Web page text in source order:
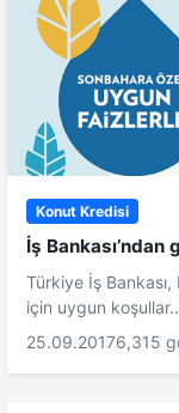
Konut Kredisi
İş
Türkiye İş
için uygun
25.09.20176,315